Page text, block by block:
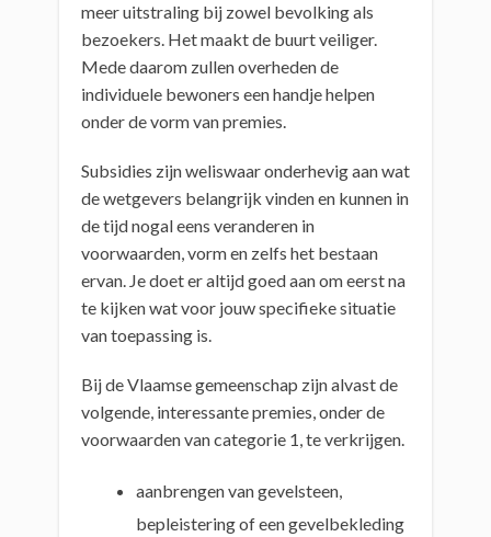
meer uitstraling bij zowel bevolking als
bezoekers. Het maakt de buurt veiliger.
Mede daarom zullen overheden de
individuele bewoners een handje helpen
onder de vorm van premies.
Subsidies zijn weliswaar onderhevig aan wat
de wetgevers belangrijk vinden en kunnen in
de tijd nogal eens veranderen in
voorwaarden, vorm en zelfs het bestaan
ervan. Je doet er altijd goed aan om eerst na
te kijken wat voor jouw specifieke situatie
van toepassing is.
Bij de Vlaamse gemeenschap zijn alvast de
volgende, interessante premies, onder de
voorwaarden van categorie 1, te verkrijgen.
aanbrengen van gevelsteen,
bepleistering of een gevelbekleding